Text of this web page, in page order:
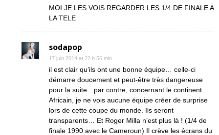
MOI JE LES VOIS REGARDER LES 1/4 DE FINALE A
LA TELE
sodapop
17 juin 2014 at 22 h 56 min
il est clair qu’ils ont une bonne équipe… celle-ci
démarre doucement et peut-être très dangereuse
pour la suite…par contre, concernant le continent
Africain, je ne vois aucune équipe créer de surprise
lors de cette coupe du monde. Ils seront
transparents… Et Roger Milla n’est plus là ! (1/4 de
finale 1990 avec le Cameroun) Il crève les écrans du